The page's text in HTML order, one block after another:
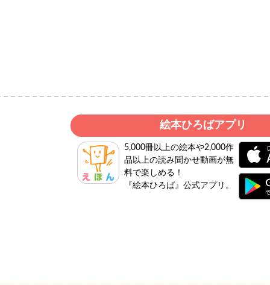
絵本ひろばアプリ
5,000冊以上の絵本や2,000作
品以上の読み聞かせ動画が無
料で楽しめる！
『絵本ひろば』公式アプリ。